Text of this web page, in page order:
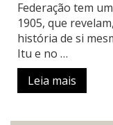
Federação tem
1905, que
história de si
Itu e no …
Leia mais